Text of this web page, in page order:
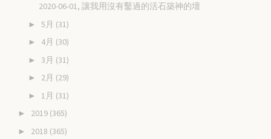
2020-06-01, 讓我用沒有鑿過的活石築神的壇
► 5月 (31)
► 4月 (30)
► 3月 (31)
► 2月 (29)
► 1月 (31)
► 2019 (365)
► 2018 (365)